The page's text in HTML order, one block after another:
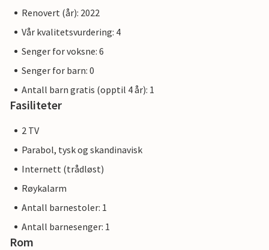
Renovert (år): 2022
Vår kvalitetsvurdering: 4
Senger for voksne: 6
Senger for barn: 0
Antall barn gratis (opptil 4 år): 1
Fasiliteter
2 TV
Parabol, tysk og skandinavisk
Internett (trådløst)
Røykalarm
Antall barnestoler: 1
Antall barnesenger: 1
Rom